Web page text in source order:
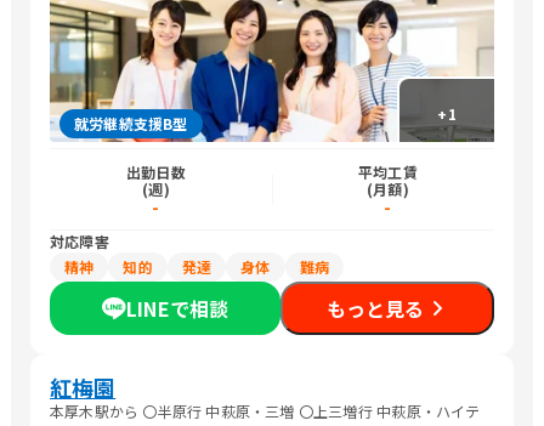
+1
就労継続支援B型
出勤日数
(週)
-
平均工賃
(月額)
-
対応障害
精神
知的 発達 身体 難病
LINEで相談 もっと見る
紅梅園
本厚木駅から 〇半原行 中萩原・三増 〇上三増行 中萩原・ハイテ